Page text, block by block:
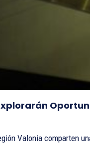
Valonia comparten